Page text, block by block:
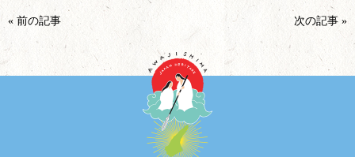
« 前の記事 次の記事 »